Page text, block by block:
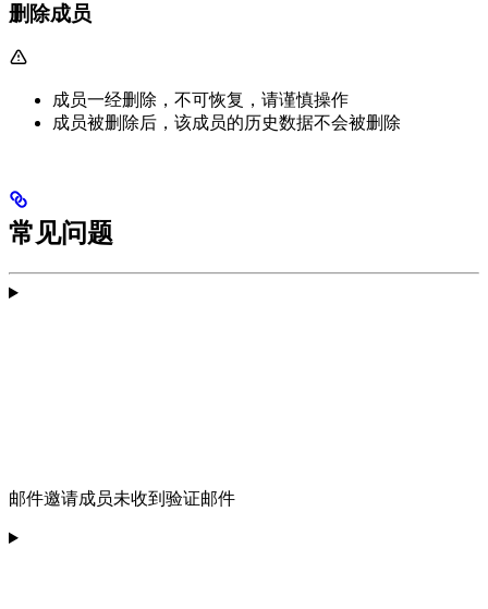
删除成员
成员一经删除，不可恢复，请谨慎操作
成员被删除后，该成员的历史数据不会被删除
常见问题
邮件邀请成员未收到验证邮件